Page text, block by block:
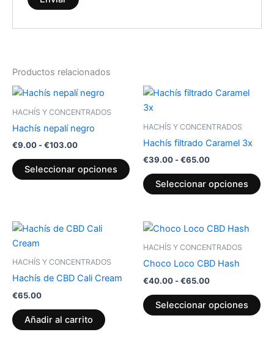
Productos relacionados
HACHÍS Y CONCENTRADOS
Hachís nepalí negro
€9.00 -€103.00
Rango
precios:
€9.00
hasta
Seleccionar opciones
Este
producto
tiene
Las
opciones
elegir
página
producto
HACHÍS Y CONCENTRADOS
Hachís filtrado Caramel 3x
€39.00 -€65.00
Rango
€39.00
hasta
Seleccionar opciones
HACHÍS Y CONCENTRADOS
Hachís de CBD Cali Cream
€65.00
Añadir al carrito
HACHÍS Y CONCENTRADOS
Choco Loco CBD Hash
€40.00 -€65.00
Rango
de
precios:
€40.00
hasta
Seleccionar opciones
Las